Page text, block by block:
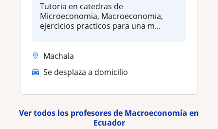
Tutoria en catedras de
Microeconomia, Macroeconomia,
ejercicios practicos para una m...
Machala
Se desplaza a domicilio
Ver todos los profesores de Macroeconomía en
Ecuador